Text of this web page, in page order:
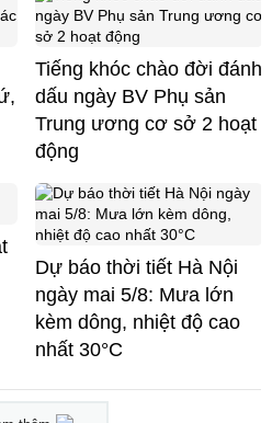
Tiếng khóc chào đời đánh
dấu ngày BV Phụ sản
Trung ương cơ sở 2 hoạt
động
Dự báo thời tiết Hà Nội
ngày mai 5/8: Mưa lớn
kèm dông, nhiệt độ cao
nhất 30°C